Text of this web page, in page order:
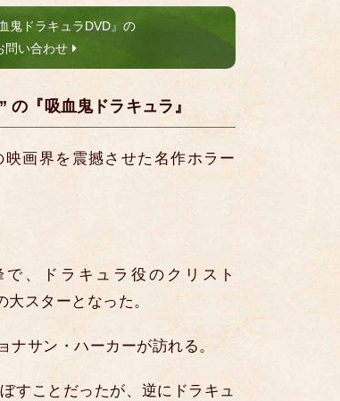
鬼ドラキュラDVD』の
問い合わせ
の『吸血鬼ドラキュラ』
画界を震撼させた名作ホラー
、ドラキュラ役のクリスト
スターとなった。
ナサン・ハーカーが訪れる。
すことだったが、逆にドラキュ